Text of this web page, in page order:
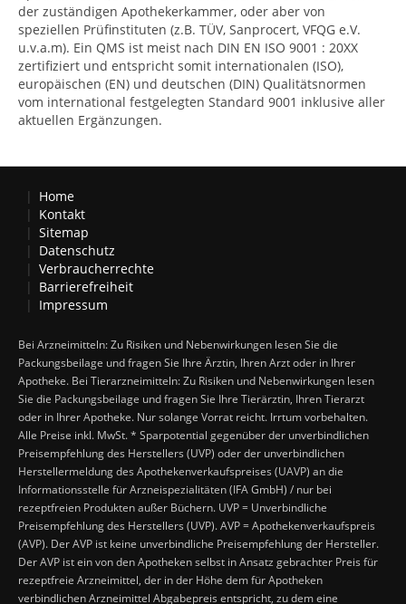
der zuständigen Apothekerkammer, oder aber von
speziellen Prüfinstituten (z.B. TÜV, Sanprocert, VFQG e.V.
u.v.a.m). Ein QMS ist meist nach DIN EN ISO 9001 : 20XX
zertifiziert und entspricht somit internationalen (ISO),
europäischen (EN) und deutschen (DIN) Qualitätsnormen
vom international festgelegten Standard 9001 inklusive aller
aktuellen Ergänzungen.
Home
Kontakt
Sitemap
Datenschutz
Verbraucherrechte
Barrierefreiheit
Impressum
Bei Arzneimitteln: Zu Risiken und Nebenwirkungen lesen Sie die
Packungsbeilage und fragen Sie Ihre Ärztin, Ihren Arzt oder in Ihrer
Apotheke. Bei Tierarzneimitteln: Zu Risiken und Nebenwirkungen lesen
Sie die Packungsbeilage und fragen Sie Ihre Tierärztin, Ihren Tierarzt
oder in Ihrer Apotheke. Nur solange Vorrat reicht. Irrtum vorbehalten.
Alle Preise inkl. MwSt. * Sparpotential gegenüber der unverbindlichen
Preisempfehlung des Herstellers (UVP) oder der unverbindlichen
Herstellermeldung des Apothekenverkaufspreises (UAVP) an die
Informationsstelle für Arzneispezialitäten (IFA GmbH) / nur bei
rezeptfreien Produkten außer Büchern. UVP = Unverbindliche
Preisempfehlung des Herstellers (UVP). AVP = Apothekenverkaufspreis
(AVP). Der AVP ist keine unverbindliche Preisempfehlung der Hersteller.
Der AVP ist ein von den Apotheken selbst in Ansatz gebrachter Preis für
rezeptfreie Arzneimittel, der in der Höhe dem für Apotheken
verbindlichen Arzneimittel Abgabepreis entspricht, zu dem eine